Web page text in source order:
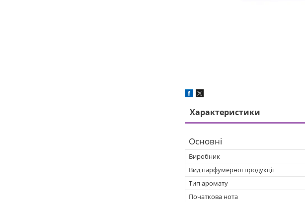
Характеристики
Основні
Виробник
Вид парфумерної продукції
Тип аромату
Початкова нота